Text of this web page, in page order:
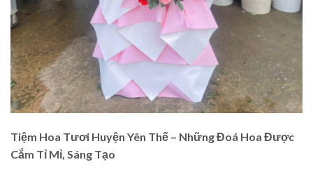
Tiệm Hoa Tươi Huyện Yên Thế – Những Đoá Hoa Được
Cắm Tỉ Mỉ, Sáng Tạo